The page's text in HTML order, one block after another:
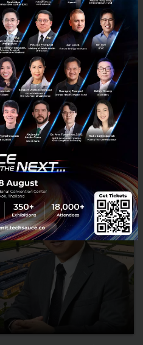
สร้างคน–นวัตกรรม–ปฏิรูป
ามสามารถประเทศ
และรัฐมนตรีว่าการกระทรวง
ข้อ “ฝ่าวิกฤติ รับมือระเบียบโลก